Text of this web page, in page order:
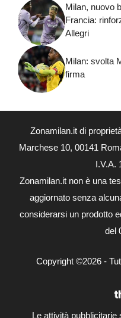
Milan, nuovo
Francia:
Allegri
Milan: svolta
firma
Zonamilan.it di
Marchese 10, 00141
I.V.A.
Zonamilan.it non è una
aggiornato senza
considerarsi un prodotto
del
Copyright ©2026 -
Le attività